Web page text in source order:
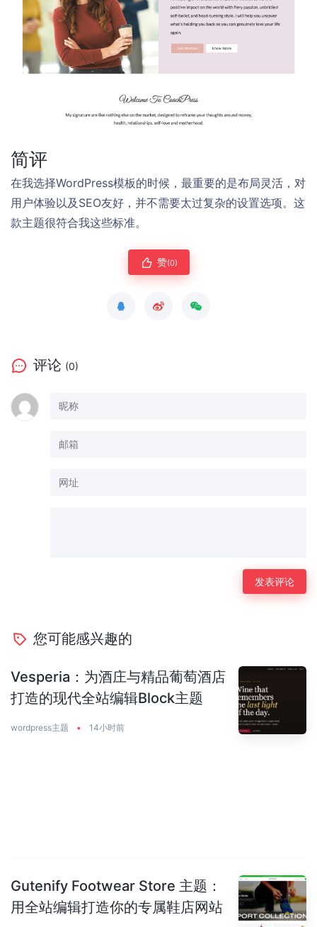
简评
在我选择WordPress模板的时候，最重要的是布局灵活，对
用户体验以及SEO友好，并不需要太过复杂的设置选项。这
款主题很符合我这些标准。
赞(0)
评论 (0)
您可能感兴趣的
Vesperia：为酒庄与精品葡萄酒店
打造的现代全站编辑Block主题
wordpress主题 • 14小时前
Gutenify Footwear Store 主题：
用全站编辑打造你的专属鞋店网站